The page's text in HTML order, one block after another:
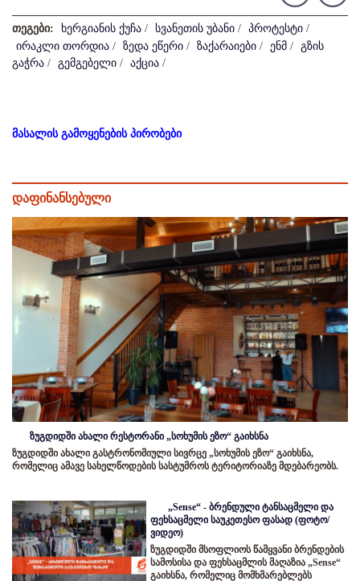
თეგები: ხერგიანის ქუჩა / სვანეთის უბანი / პროტესტი /
ირაკლი თორდია / ზედა ეწერი / ზაქარაიები / ენმ / გზის
გაჭრა / გემგებელი / აქცია /
მასალის გამოყენების პირობები
დაფინანსებული
ზუგდიდში ახალი რესტორანი „სოხუმის ეზო“ გაიხსნა
ზუგდიდში ახალი გასტრონომიული სივრცე „სოხუმის ეზო“ გაიხსნა,
რომელიც ამავე სახელწოდების სასტუმროს ტერიტორიაზე მდებარეობს.
„Sense“ - ბრენდული ტანსაცმელი და
ფეხსაცმელი საუკეთესო ფასად (ფოტო/
ვიდეო)
ზუგდიდში მსოფლიოს წამყვანი ბრენდების
სამოსისა და ფეხსაცმლის მაღაზია „Sense“
გაიხსნა, რომელიც მომხმარებლებს